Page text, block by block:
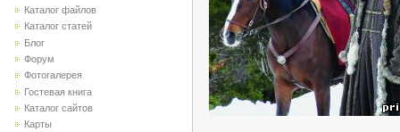
Каталог файлов
Каталог статей
Блог
Форум
Фотогалерея
Гостевая книга
Каталог сайтов
Карты